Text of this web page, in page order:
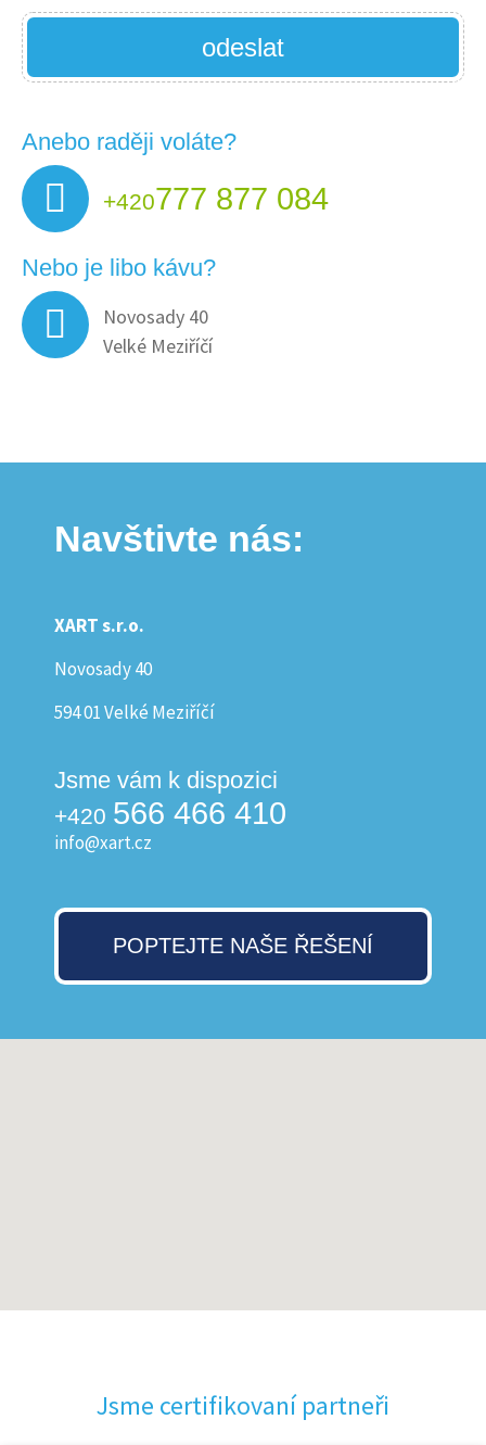
odeslat
Anebo raději voláte?
+420777 877 084
Nebo je libo kávu?
Novosady 40
Velké Meziříčí
Navštivte nás:
XART s.r.o.
Novosady 40
594 01 Velké Meziříčí
Jsme vám k dispozici
+420 566 466 410
info@xart.cz
POPTEJTE NAŠE ŘEŠENÍ
Jsme certifikovaní partneři